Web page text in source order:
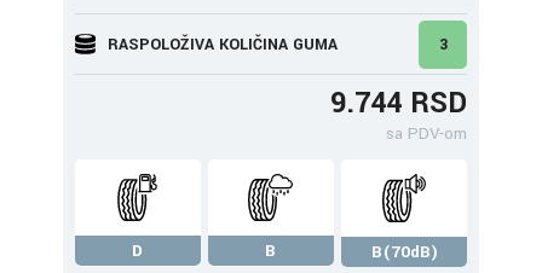
RASPOLOŽIVA KOLIČINA GUMA 3
9.744 RSD
sa PDV-om
D B
B(70dB)